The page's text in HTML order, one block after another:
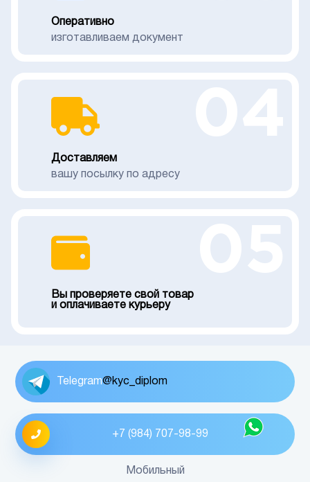
Оперативно
изготавливаем документ
Доставляем
вашу посылку по адресу
Вы проверяете свой товар
и оплачиваете курьеру
Telegram@kyc_diplom
+7 (984) 707-98-99
Мобильный